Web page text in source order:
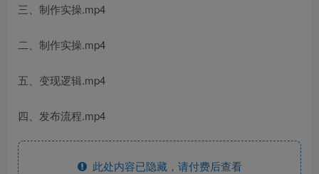
三、制作实操.mp4
二、制作实操.mp4
五、变现逻辑.mp4
四、发布流程.mp4
此处内容已隐藏，请付费后查看